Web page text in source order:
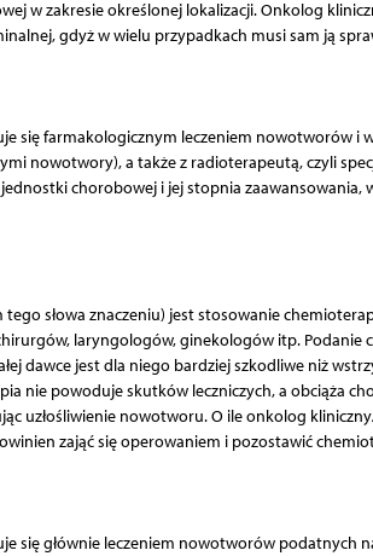
w zakresie określonej lokalizacji. Onkolog
gdyż w wielu przypadkach musi sam ją
się farmakologicznym leczeniem nowotworów i
nowotwory), a także z radioterapeutą, czyli
chorobowej i jej stopnia zaawansowania,
tego słowa znaczeniu) jest stosowanie
laryngologów, ginekologów itp. Podanie
dawce jest dla niego bardziej szkodliwe niż
nie powoduje skutków leczniczych, a obciąża
uzłośliwienie nowotworu. O ile onkolog
zająć się operowaniem i pozostawić
się głównie leczeniem nowotworów podatnych